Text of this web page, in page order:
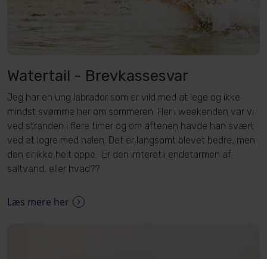
Watertail - Brevkassesvar
Jeg har en ung labrador som er vild med at lege og ikke
mindst svømme her om sommeren. Her i weekenden var vi
ved stranden i flere timer og om aftenen havde han svært
ved at logre med halen. Det er langsomt blevet bedre, men
den er ikke helt oppe. Er den irriteret i endetarmen af
saltvand, eller hvad??
Læs mere her